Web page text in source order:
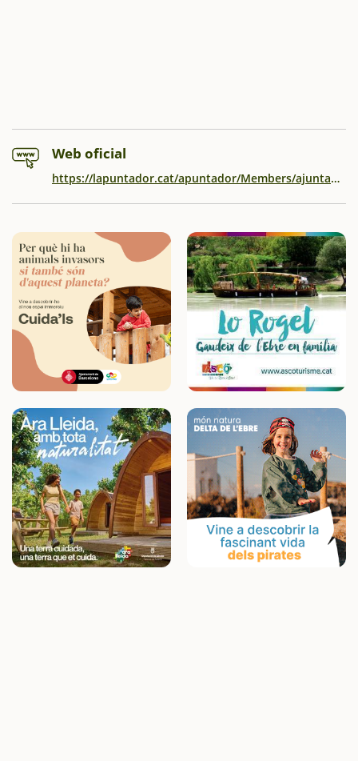
Web oficial
https://lapuntador.cat/apuntador/Members/ajuntamentcultura/revetlla-infantil-manresa-2024